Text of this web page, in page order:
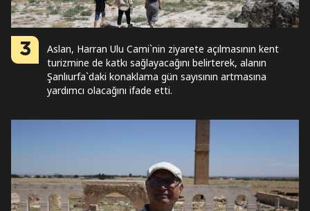
3
Aslan, Harran Ulu Cami`nin ziyarete açılmasının kent
turizmine de katkı sağlayacağını belirterek, alanın
Şanlıurfa`daki konaklama gün sayısının artmasına
yardımcı olacağını ifade etti.